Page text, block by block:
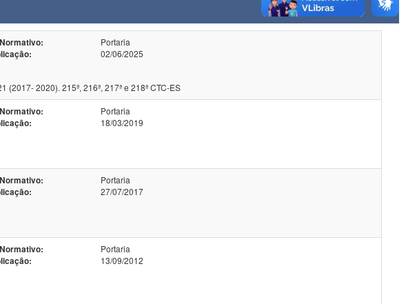
Portaria
02/06/2025
2020). 215ª, 216ª, 217ª e 218ª CTC-ES
Portaria
18/03/2019
Portaria
27/07/2017
Portaria
13/09/2012